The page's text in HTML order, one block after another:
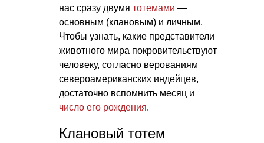
нас сразу двумя тотемами —
основным (клановым) и личным.
Чтобы узнать, какие представители
животного мира покровительствуют
человеку, согласно верованиям
североамериканских индейцев,
достаточно вспомнить месяц и
число его рождения.
Клановый тотем